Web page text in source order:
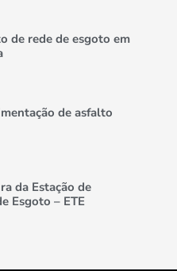
de rede de esgoto em
de asfalto
da Estação de
Esgoto – ETE